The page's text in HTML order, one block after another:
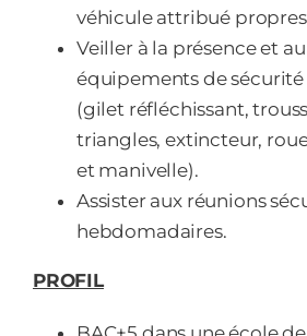
véhicule attribué
Veiller à la présence et
équipements de
(gilet réfléchissant,
triangles, extincteur,
et manivelle).
Assister aux réunions
hebdomadaires.
PROFIL